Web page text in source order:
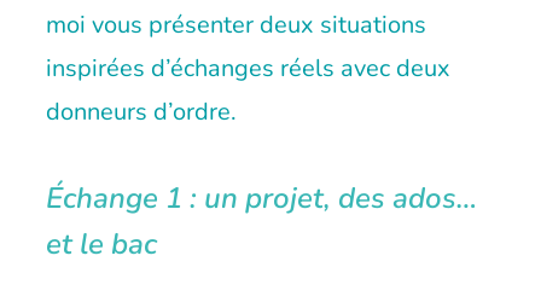
moi vous présenter deux situations
inspirées d’échanges réels avec deux
donneurs d’ordre.
Échange 1 : un projet, des ados…
et le bac